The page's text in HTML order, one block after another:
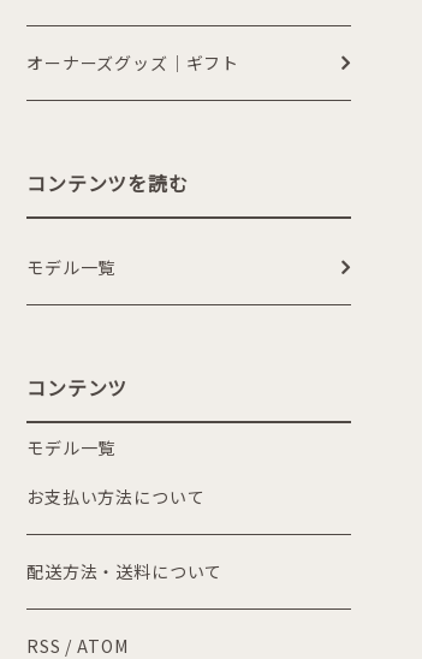
オーナーズグッズ｜ギフト
コンテンツを読む
モデル一覧
コンテンツ
モデル一覧
お支払い方法について
配送方法・送料について
RSS /ATOM